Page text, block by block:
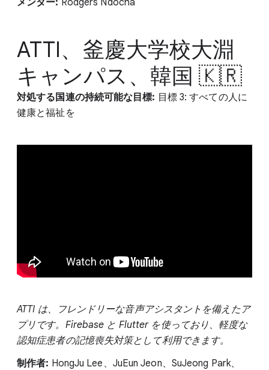
メンター: Rodgers Ndocha
ATTI、釜慶大学校大淵
キャンパス、韓国 🇰🇷
対処する国連の持続可能な目標: 目標 3: すべての人に
健康と福祉を
ATTI は、フレンドリーな音声アシスタントを備えたア
プリです。Firebase と Flutter を使っており、軽度な
認知症患者の記憶喪失対策として利用できます。
制作者: HongJu Lee、JuEun Jeon、SuJeong Park、